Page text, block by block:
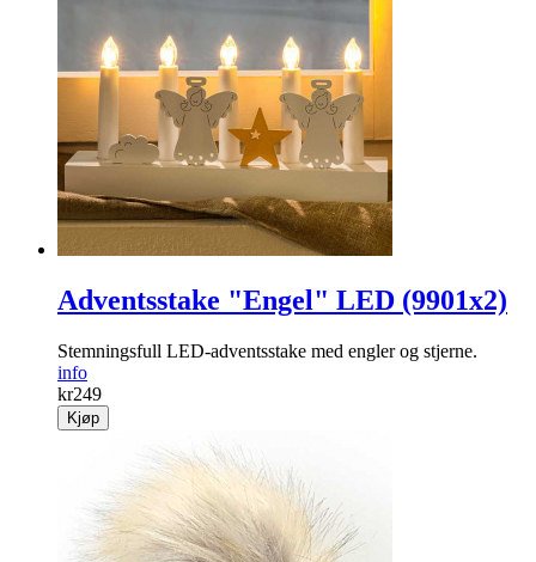
Adventsstake "Engel" LED (9901x2)
Stemningsfull LED-adventsstake med engler og stjerne.
info
kr249
Kjøp